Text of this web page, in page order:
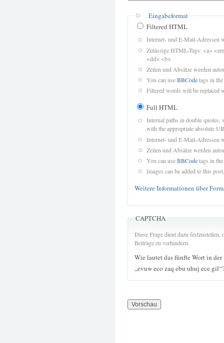
Eingabeformat
Filtered HTML
Internet- und E-Mail-Adressen
Zulässige HTML-Tags: <a>
<dd> <b>
Zeilen und Absätze werden
You can useBBCodetags in
Filtered words will be replaced
Full HTML
Internal paths in double quotes,
with the appropriate absolute
Internet- und E-Mail-Adressen
Zeilen und Absätze werden
You can useBBCodetags in
Images can be added to this post.
Weitere Informationen über
CAPTCHA
Diese Frage dient dazu
Beiträge zu verhindern.
Wie lautet das fünfte Wort in der
„evuw eco zaq ebu uhuj ece